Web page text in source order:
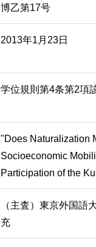
博乙第17号
2013年1月23日
学位規則第4条第2項
"Does Naturalization
Socioeconomic
Participation of the
（主査）東京外国
充